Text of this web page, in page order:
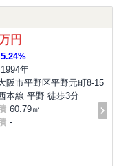
円
5.24%
年
阪市平野区平野元町8-15
本線 平野 徒歩3分
60.79㎡
-